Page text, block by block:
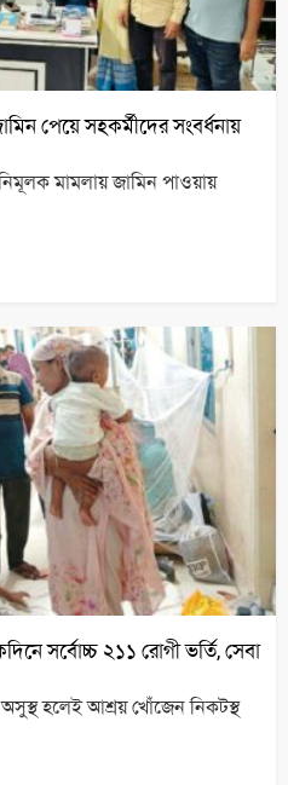
পেয়ে সহকর্মীদের সংবর্ধনায়
মামলায় জামিন পাওয়ায়
সর্বোচ্চ ২১১ রোগী ভর্তি, সেবা
হলেই আশ্রয় খোঁজেন নিকটস্থ